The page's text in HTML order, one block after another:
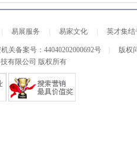
易展服务 易家文化 英才集结
关备案号： 44040202000692号
版权
有限公司 版权所有